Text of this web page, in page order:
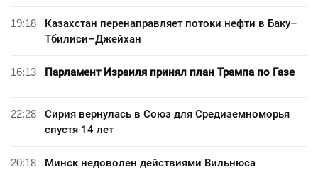
19:18
Казахстан перенаправляет потоки нефти в Баку–
Тбилиси–Джейхан
16:13 Парламент Израиля принял план Трампа по Газе
22:28
Сирия вернулась в Союз для Средиземноморья
спустя 14 лет
20:18 Минск недоволен действиями Вильнюса